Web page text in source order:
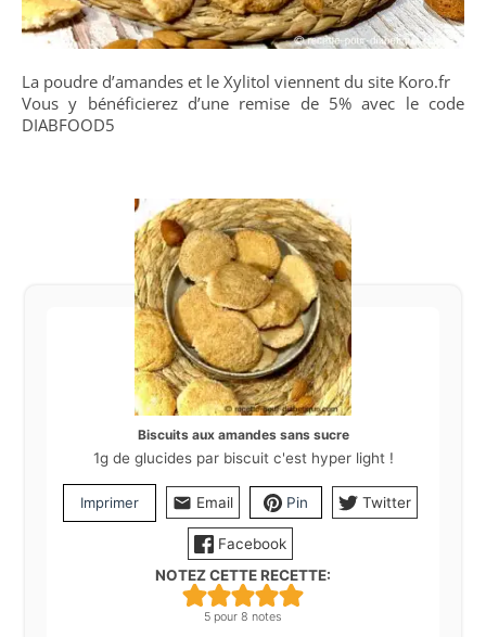
La poudre d’amandes et le Xylitol viennent du site Koro.fr
Vous y bénéficierez d’une remise de 5% avec le code
DIABFOOD5
Biscuits aux amandes sans sucre
1g de glucides par biscuit c'est hyper light !
Imprimer Email Pin Twitter
Facebook
NOTEZ CETTE RECETTE:
5 pour 8 notes